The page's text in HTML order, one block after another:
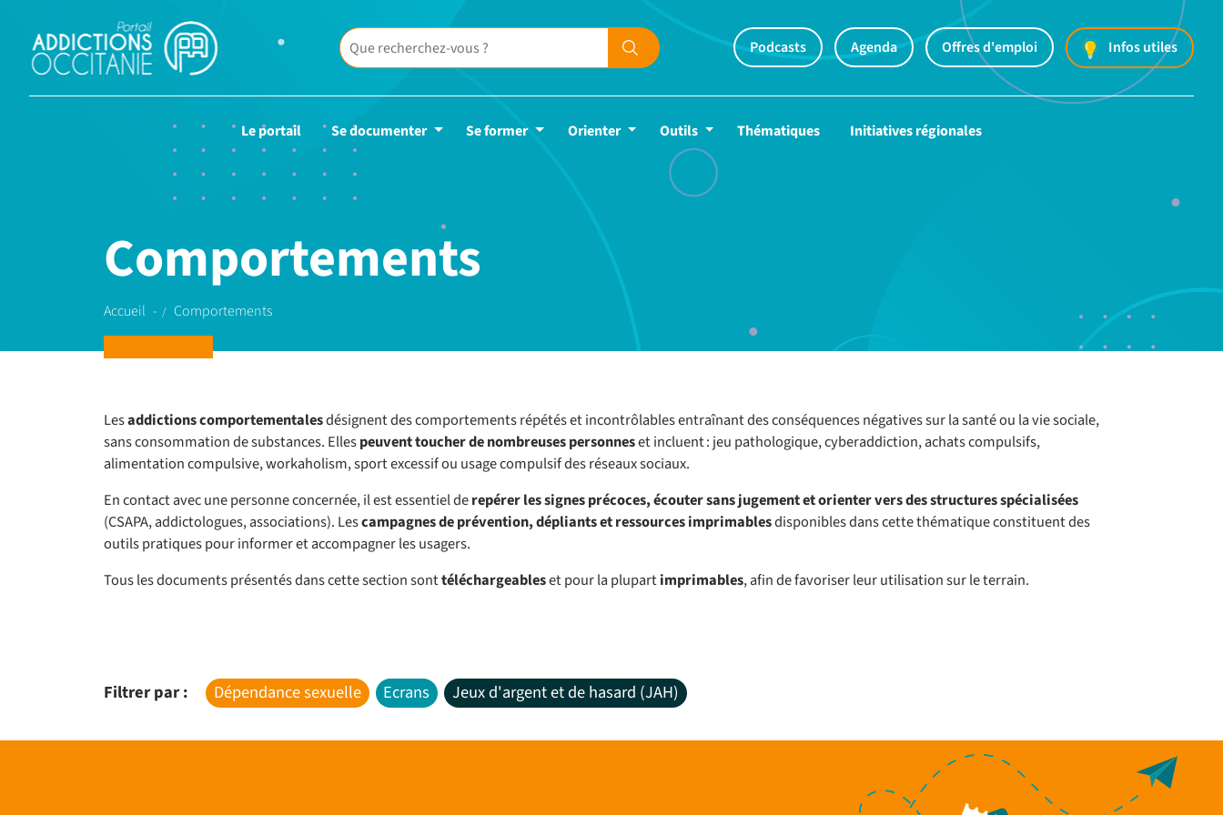
Podcasts Agenda Offres d'emploi Infos utiles
Le portail Se documenter Se former Orienter Outils Thématiques Initiatives régionales
Comportements
Accueil Comportements
Lesaddictions comportementalesdésignent des comportements répétés et incontrôlables entraînant des conséquences négatives sur la santé ou la vie sociale,
sans consommation de substances. Ellespeuvent toucher de nombreuses personneset incluent : jeu pathologique, cyberaddiction, achats compulsifs,
alimentation compulsive, workaholism, sport excessif ou usage compulsif des réseaux sociaux.
En contact avec une personne concernée, il est essentiel derepérer les signes précoces, écouter sans jugement et orienter vers des structures spécialisées
(CSAPA, addictologues, associations). Lescampagnes de prévention, dépliants et ressources imprimablesdisponibles dans cette thématique constituent des
outils pratiques pour informer et accompagner les usagers.
Tous les documents présentés dans cette section sonttéléchargeableset pour la plupartimprimables, afin de favoriser leur utilisation sur le terrain.
Filtrer par : Dépendance sexuelle Ecrans Jeux d'argent et de hasard (JAH)